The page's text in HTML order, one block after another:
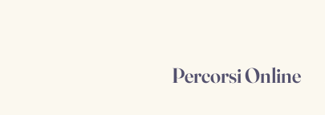
Percorsi Online